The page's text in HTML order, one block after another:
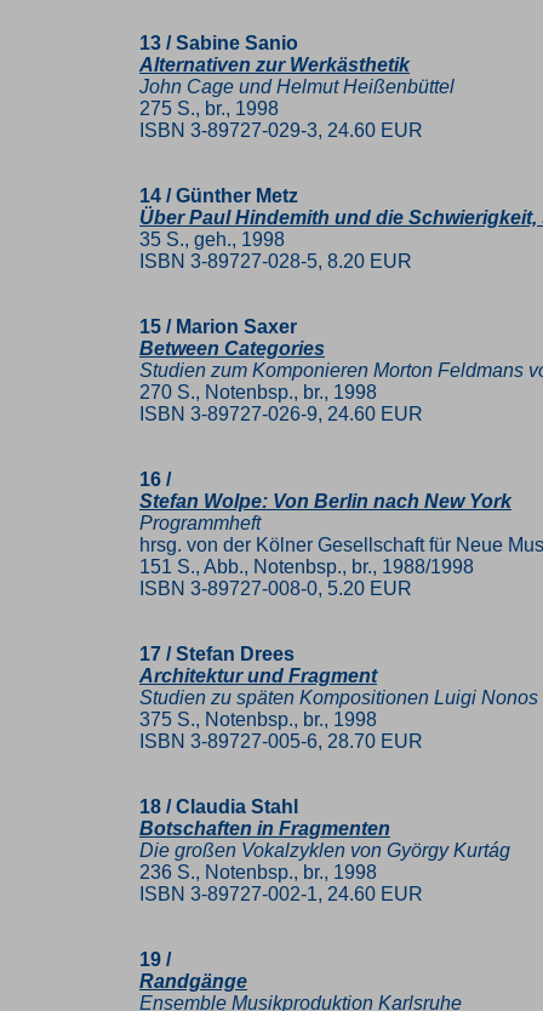
13 / Sabine Sanio
Alternativen zur Werkästhetik
John Cage und Helmut Heißenbüttel
275 S., br., 1998
ISBN 3-89727-029-3, 24.60 EUR
14 / Günther Metz
Über Paul Hindemith und die
35 S., geh., 1998
ISBN 3-89727-028-5, 8.20 EUR
15 / Marion Saxer
Between Categories
Studien zum Komponieren Morton Feldmans
270 S., Notenbsp., br., 1998
ISBN 3-89727-026-9, 24.60 EUR
16 /
Stefan Wolpe: Von Berlin nach New York
Programmheft
hrsg. von der Kölner Gesellschaft für Neue
151 S., Abb., Notenbsp., br., 1988/1998
ISBN 3-89727-008-0, 5.20 EUR
17 / Stefan Drees
Architektur und Fragment
Studien zu späten Kompositionen Luigi Nonos
375 S., Notenbsp., br., 1998
ISBN 3-89727-005-6, 28.70 EUR
18 / Claudia Stahl
Botschaften in Fragmenten
Die großen Vokalzyklen von György Kurtág
236 S., Notenbsp., br., 1998
ISBN 3-89727-002-1, 24.60 EUR
19 /
Randgänge
Ensemble Musikproduktion Karlsruhe